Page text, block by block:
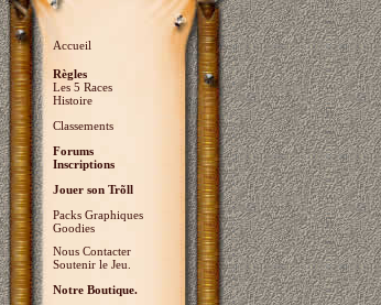
Accueil
Règles
Les 5 Races
Histoire
Classements
Forums
Inscriptions
Jouer son Trõll
Packs Graphiques
Goodies
Nous Contacter
Soutenir le Jeu.
Notre Boutique.